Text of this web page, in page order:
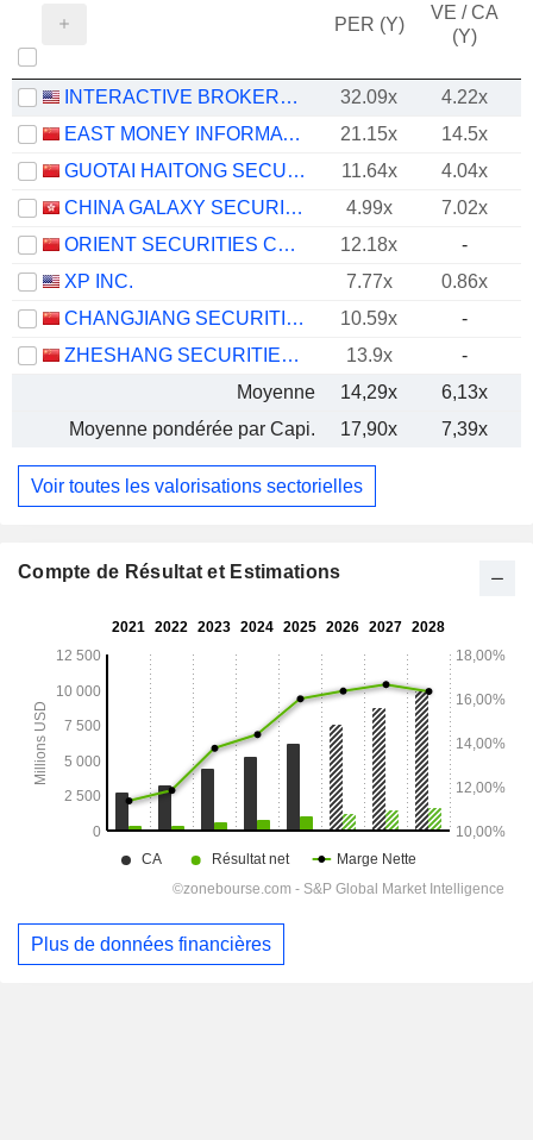
PER (Y)
VE / CA
(Y)
INTERACTIVE BROKERS GROUP, INC. 32.09x
4.22x
EAST MONEY INFORMATION CO.,LTD.
21.15x
14.5x
GUOTAI HAITONG SECURITIES CO., LTD.
11.64x
4.04x
CHINA GALAXY SECURITIES CO., LTD.
4.99x
7.02x
ORIENT SECURITIES COMPANY LIMITED
12.18x
-
XP INC.
7.77x
0.86x
CHANGJIANG SECURITIES COMPANY LIMITED
10.59x
-
ZHESHANG SECURITIES CO., LTD.
13.9x
-
Moyenne
14,29x
6,13x
Moyenne pondérée par Capi.
17,90x 7,39x
Voir toutes les valorisations sectorielles
Compte de Résultat et Estimations
Plus de données financières